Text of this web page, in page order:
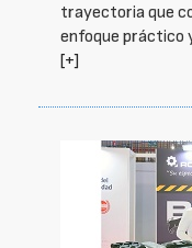
trayectoria que
enfoque práctico
[+]